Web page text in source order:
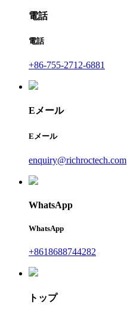
電話
電話
+86-755-2712-6881
Eメール
Eメール
enquiry@richroctech.com
WhatsApp
WhatsApp
+8618688744282
トップ